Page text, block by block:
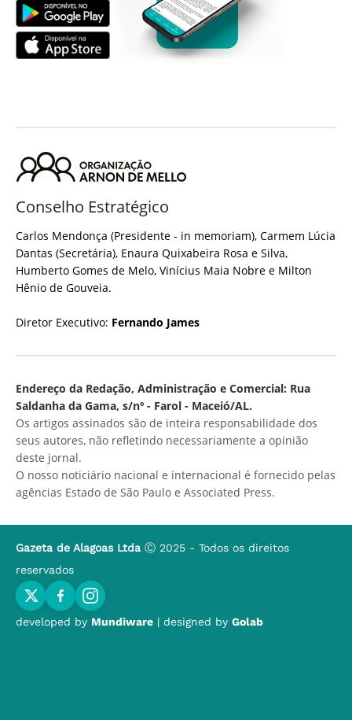
Conselho Estratégico
Carlos Mendonça (Presidente - in memoriam), Carmem Lúcia
Dantas (Secretária), Enaura Quixabeira Rosa e Silva,
Humberto Gomes de Melo, Vinícius Maia Nobre e Milton
Hênio de Gouveia.
Diretor Executivo: Fernando James
Endereço da Redação, Administração e Comercial: Rua
Saldanha da Gama, s/nº - Farol - Maceió/AL.
Os artigos assinados são de inteira responsabilidade dos
seus autores, não refletindo necessariamente a opinião
deste jornal.
O nosso noticiário nacional e internacional é fornecido pelas
agências Estado de São Paulo e Associated Press.
Gazeta de Alagoas Ltda Ⓒ 2025 - Todos os direitos
reservados
developed by Mundiware | designed by Golab